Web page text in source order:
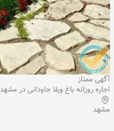
آگهی ممتاز
اجاره روزانه باغ ویلا جاودانی در مشهد
مشهد